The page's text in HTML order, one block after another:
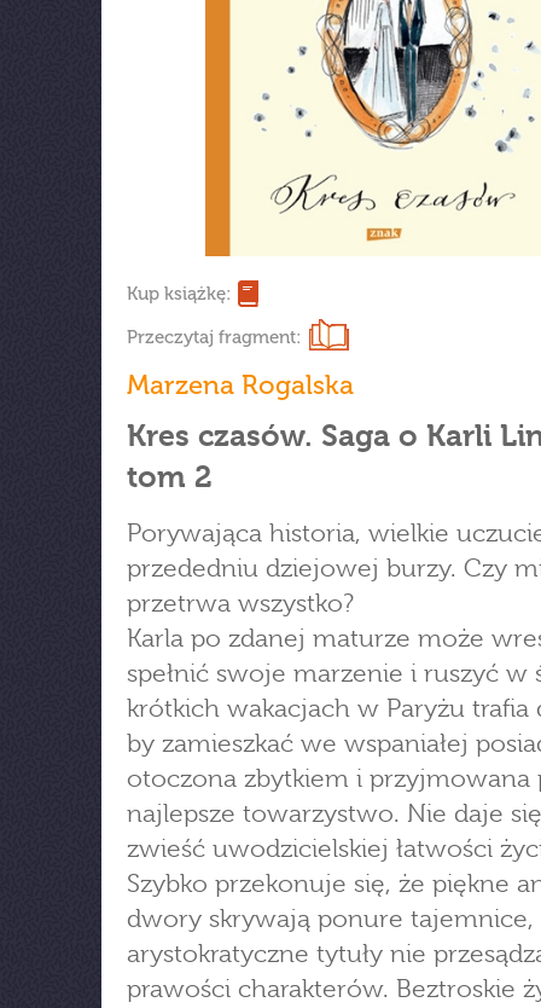
Kup książkę:
Przeczytaj fragment:
Marzena Rogalska
Kres czasów. Saga o Karli
tom 2
Porywająca historia, wielkie
przededniu dziejowej burzy. Czy
przetrwa wszystko?
Karla po zdanej maturze może
spełnić swoje marzenie i ruszyć w
krótkich wakacjach w Paryżu trafia
by zamieszkać we wspaniałej
otoczona zbytkiem i przyjmowana
najlepsze towarzystwo. Nie daje
zwieść uwodzicielskiej łatwości
Szybko przekonuje się, że piękne
dwory skrywają ponure tajemnice,
arystokratyczne tytuły nie
prawości charakterów. Beztroskie